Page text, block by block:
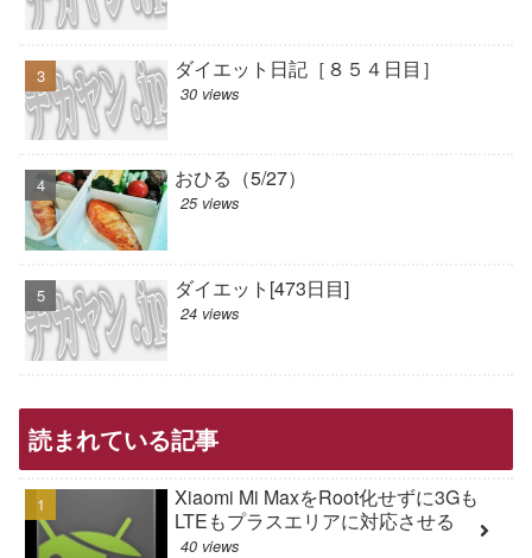
ダイエット日記［８５４日目］
30 views
おひる（5/27）
25 views
ダイエット[473日目]
24 views
読まれている記事
Xiaomi Mi MaxをRoot化せずに3Gも
LTEもプラスエリアに対応させる
40 views